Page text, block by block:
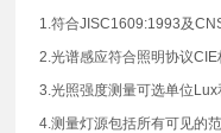
1.符合JISC1609:1993及
2.光谱感应符合照明协议CIE
3.光照强度测量可选单位Lux
4.测量灯源包括所有可见的